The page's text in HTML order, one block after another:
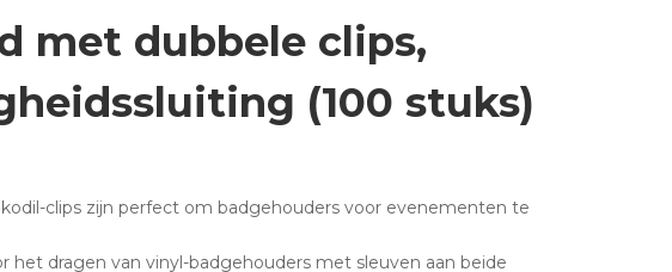
met dubbele clips,
(100 stuks)
clips zijn perfect om badgehouders voor evenementen te
het dragen van vinyl-badgehouders met sleuven aan beide